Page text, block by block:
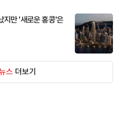
지만 '새로운 홍콩'은
스 더보기